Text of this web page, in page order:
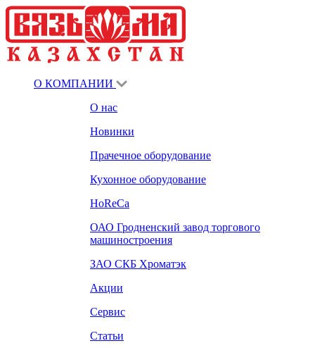
О КОМПАНИИ
О нас
Новинки
Прачечное оборудование
Кухонное оборудование
HoReCa
ОАО Гродненский завод торгового
машиностроения
ЗАО СКБ Хроматэк
Акции
Сервис
Статьи